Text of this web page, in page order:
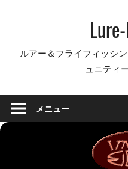
ッ
ルアー＆フライフィッシ
ュニティ
メニュー